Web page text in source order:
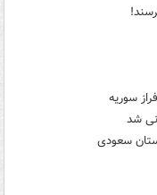
سوریه
شد
سعودی